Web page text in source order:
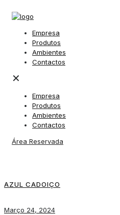
Empresa
Produtos
Ambientes
Contactos
✕
Empresa
Produtos
Ambientes
Contactos
Área Reservada
AZUL CADOIÇO
Março 24, 2024